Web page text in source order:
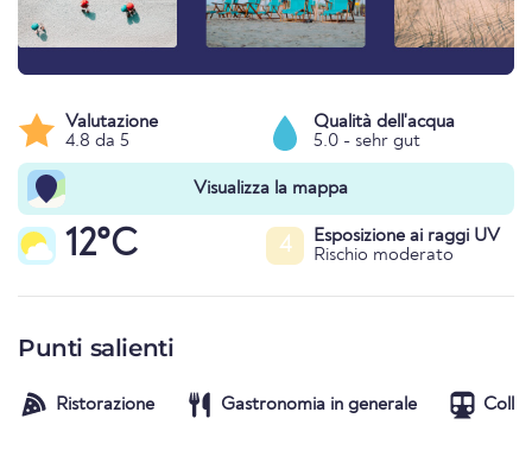
Valutazione
4.8 da 5
Qualità dell'acqua
5.0 - sehr gut
Visualizza la mappa
12°C 4
Esposizione ai raggi UV
Rischio moderato
Punti salienti
Ristorazione Gastronomia in generale